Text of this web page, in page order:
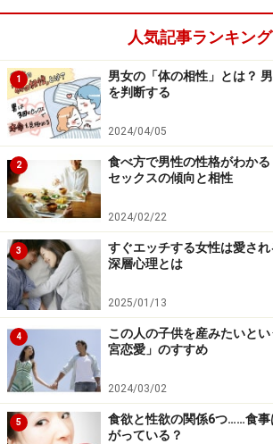
人気記事ランキング
1
男女の「体の相性」とは？
を判断する
2024/04/05
2
食べ方で男性の性格がわか
セックスの傾向と相性
2024/02/22
3
すぐエッチする女性は愛さ
深層心理とは
2025/01/13
4
この人の子供を産みたいと
宮恋愛」のすすめ
2024/03/02
5
食欲と性欲の関係6つ……食
がっている？